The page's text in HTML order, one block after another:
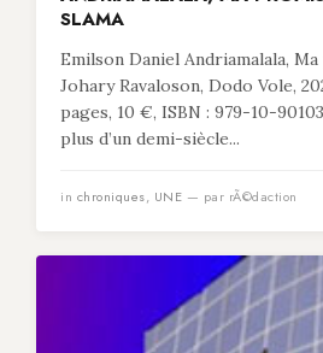
SLAMA
Emilson Daniel Andriamalala,
Johary Ravaloson, Dodo Vole,
pages, 10 €, ISBN : 979-10-
plus d’un demi-siècle...
in chroniques, UNE — par rÃ©daction